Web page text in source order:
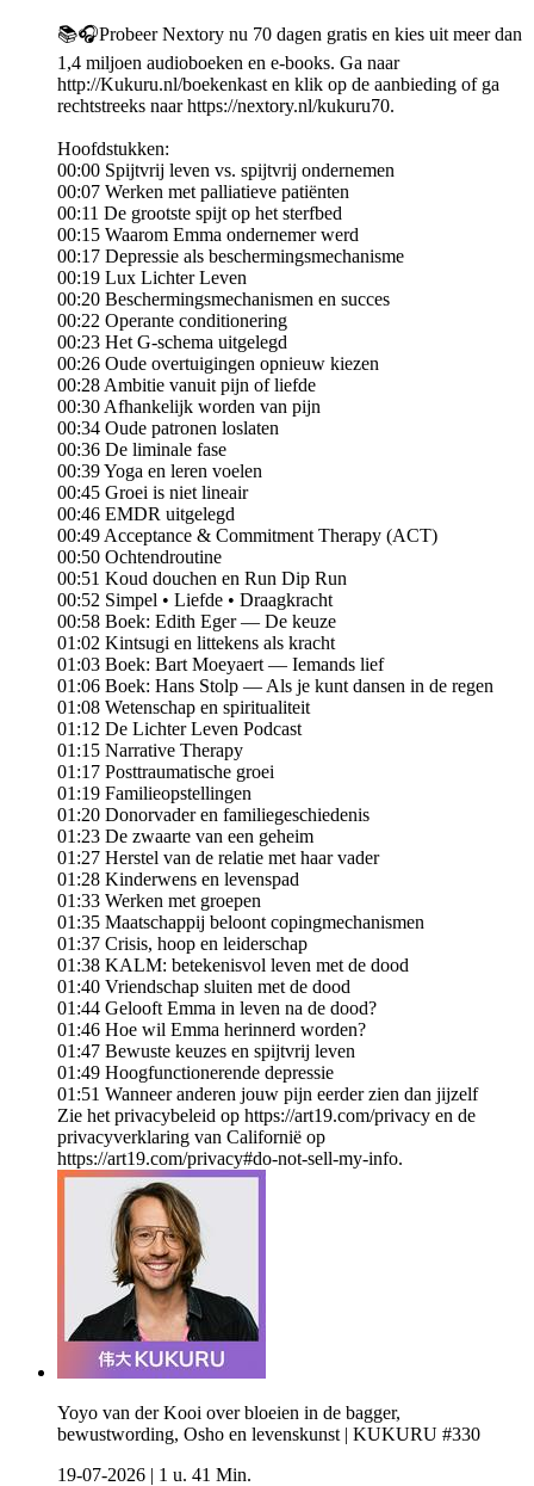
📚🎧Probeer Nextory nu 70 dagen gratis en kies uit meer dan
1,4 miljoen audioboeken en e-books. Ga naar
http://Kukuru.nl/boekenkast en klik op de aanbieding of ga
rechtstreeks naar https://nextory.nl/kukuru70.
Hoofdstukken:
00:00 Spijtvrij leven vs. spijtvrij ondernemen
00:07 Werken met palliatieve patiënten
00:11 De grootste spijt op het sterfbed
00:15 Waarom Emma ondernemer werd
00:17 Depressie als beschermingsmechanisme
00:19 Lux Lichter Leven
00:20 Beschermingsmechanismen en succes
00:22 Operante conditionering
00:23 Het G-schema uitgelegd
00:26 Oude overtuigingen opnieuw kiezen
00:28 Ambitie vanuit pijn of liefde
00:30 Afhankelijk worden van pijn
00:34 Oude patronen loslaten
00:36 De liminale fase
00:39 Yoga en leren voelen
00:45 Groei is niet lineair
00:46 EMDR uitgelegd
00:49 Acceptance & Commitment Therapy (ACT)
00:50 Ochtendroutine
00:51 Koud douchen en Run Dip Run
00:52 Simpel • Liefde • Draagkracht
00:58 Boek: Edith Eger — De keuze
01:02 Kintsugi en littekens als kracht
01:03 Boek: Bart Moeyaert — Iemands lief
01:06 Boek: Hans Stolp — Als je kunt dansen in de regen
01:08 Wetenschap en spiritualiteit
01:12 De Lichter Leven Podcast
01:15 Narrative Therapy
01:17 Posttraumatische groei
01:19 Familieopstellingen
01:20 Donorvader en familiegeschiedenis
01:23 De zwaarte van een geheim
01:27 Herstel van de relatie met haar vader
01:28 Kinderwens en levenspad
01:33 Werken met groepen
01:35 Maatschappij beloont copingmechanismen
01:37 Crisis, hoop en leiderschap
01:38 KALM: betekenisvol leven met de dood
01:40 Vriendschap sluiten met de dood
01:44 Gelooft Emma in leven na de dood?
01:46 Hoe wil Emma herinnerd worden?
01:47 Bewuste keuzes en spijtvrij leven
01:49 Hoogfunctionerende depressie
01:51 Wanneer anderen jouw pijn eerder zien dan jijzelf
Zie het privacybeleid op https://art19.com/privacy en de
privacyverklaring van Californië op
https://art19.com/privacy#do-not-sell-my-info.
Yoyo van der Kooi over bloeien in de bagger,
bewustwording, Osho en levenskunst | KUKURU #330
19-07-2026
1 u. 41 Min.